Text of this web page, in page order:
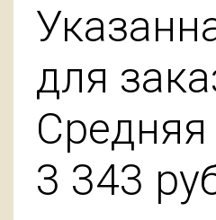
для
Средняя
3 343